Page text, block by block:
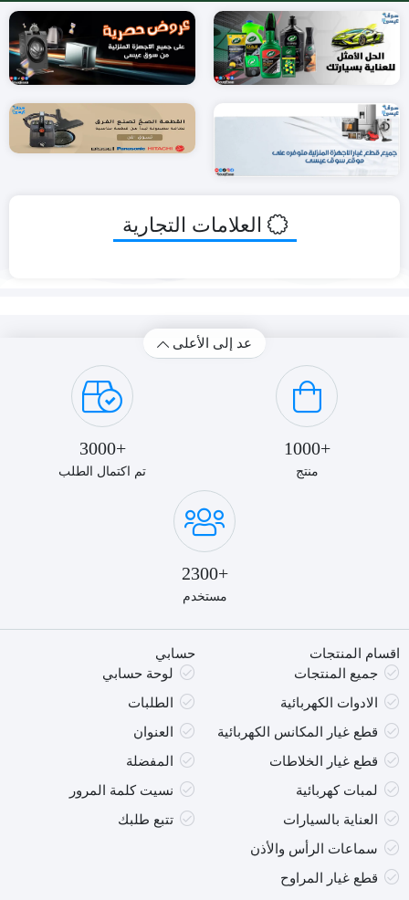
العلامات التجارية
عد إلى الأعلى
+1000
منتج
+3000
تم اكتمال الطلب
+2300
مستخدم
اقسام المنتجات
جميع المنتجات
الادوات الكهربائية
قطع غيار المكانس الكهربائية
قطع غيار الخلاطات
لمبات كهربائية
العناية بالسيارات
سماعات الرأس والأذن
قطع غيار المراوح
حسابي
لوحة حسابي
الطلبات
العنوان
المفضلة
نسيت كلمة المرور
تتبع طلبك